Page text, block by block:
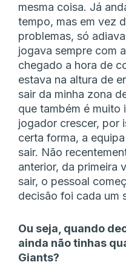
mesma coisa. Já
tempo, mas em vez
problemas, só
jogava sempre com
chegado a hora de
estava na altura de
sair da minha zona
que também é muito
jogador crescer, por
certa forma, a
sair. Não
anterior, da primeira
sair, o pessoal
decisão foi cada um
Ou seja, quando
ainda não tinhas
Giants?